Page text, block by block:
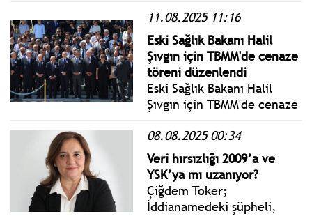
Şehit Aileleri ve
Gazilerimizin Gözünün
İçine Bakamayacağımız
Hiçbir Şeyde Yokuz.
11.08.2025 11:16
Eski Sağlık Bakanı Halil
Şıvgın için TBMM'de cenaze
töreni düzenlendi
Eski Sağlık Bakanı Halil
Şıvgın için TBMM'de cenaze
Başkanı Özgür Özel ve
CHP'nin 7. Genel Başkanı
Kemal Kılıçdaroğlu birlikte
katıldı.
08.08.2025 00:34
Veri hırsızlığı 2009’a ve
YSK’ya mı uzanıyor?
Çiğdem Toker;
İddianamedeki şüpheli,